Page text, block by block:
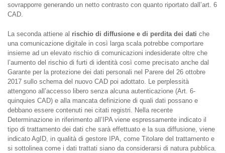
sovrapporre generando un netto contrasto con quanto riportato dall’art. 6
CAD.
La seconda attiene al rischio di diffusione e di perdita dei dati che
una comunicazione digitale in così larga scala potrebbe comportare
insieme ad un elevato rischio di comunicazioni indesiderate oltre che
l’aumento del rischio di furti di identità così come precisato anche dal
Garante per la protezione dei dati personali nel Parere del 26 ottobre
2017 sullo schema del nuovo CAD poi adottato. Le perplessità
attengono all’accesso libero senza alcuna autenticazione (Art. 6-
quinquies CAD) e alla mancata definizione di quali dati possano e
debbano essere contenuti nei citati registri. Nella recente
Determinazione in riferimento all’IPA viene espressamente indicato il
tipo di trattamento dei dati che sarà effettuato e la sua diffusione, viene
indicato AgID, in qualità di gestore IPA, come Titolare del trattamento e
si sottolinea come i dati trattati siano da considerarsi di natura pubblica.